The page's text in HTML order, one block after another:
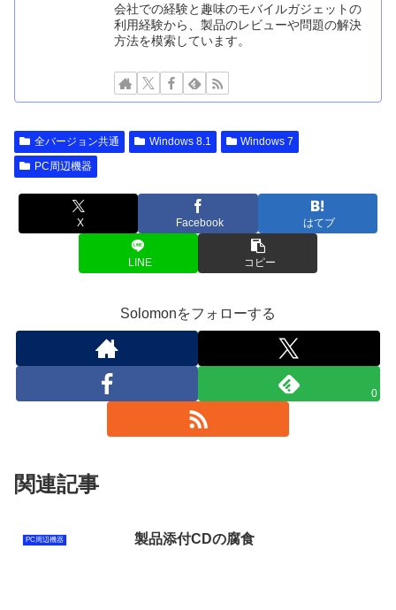
会社での経験と趣味のモバイルガジェットの
利用経験から、製品のレビューや問題の解決
方法を模索しています。
全バージョン共通 Windows 8.1
Windows 7
PC周辺機器
X Facebook はてブ
LINE コピー
Solomonをフォローする
0
関連記事
PC周辺機器 製品添付CDの腐食